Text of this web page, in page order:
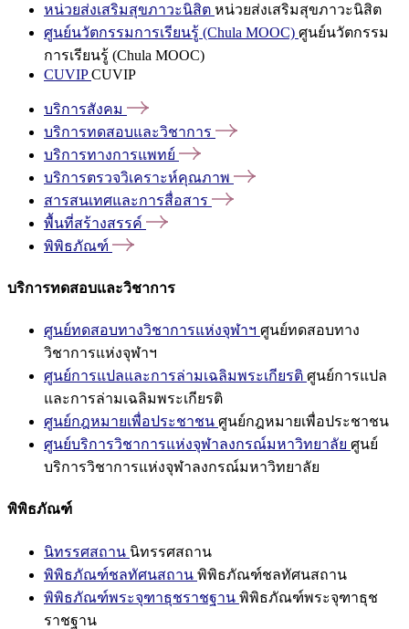
หน่วยส่งเสริมสุขภาวะนิสิต หน่วยส่งเสริมสุขภาวะนิสิต
ศูนย์นวัตกรรมการเรียนรู้ (Chula MOOC) ศูนย์นวัตกรรม
การเรียนรู้ (Chula MOOC)
CUVIPCUVIP
บริการสังคม
บริการทดสอบและวิชาการ
บริการทางการแพทย์
บริการตรวจวิเคราะห์คุณภาพ
สารสนเทศและการสื่อสาร
พื้นที่สร้างสรรค์
พิพิธภัณฑ์
บริการทดสอบและวิชาการ
ศูนย์ทดสอบทางวิชาการแห่งจุฬาฯ ศูนย์ทดสอบทาง
วิชาการแห่งจุฬาฯ
ศูนย์การแปลและการล่ามเฉลิมพระเกียรติ ศูนย์การแปล
และการล่ามเฉลิมพระเกียรติ
ศูนย์กฎหมายเพื่อประชาชน ศูนย์กฎหมายเพื่อประชาชน
ศูนย์บริการวิชาการแห่งจุฬาลงกรณ์มหาวิทยาลัย ศูนย์
บริการวิชาการแห่งจุฬาลงกรณ์มหาวิทยาลัย
พิพิธภัณฑ์
นิทรรศสถาน นิทรรศสถาน
พิพิธภัณฑ์ชลทัศนสถาน พิพิธภัณฑ์ชลทัศนสถาน
พิพิธภัณฑ์พระจุฑาธุชราชฐาน พิพิธภัณฑ์พระจุฑาธุช
ราชฐาน